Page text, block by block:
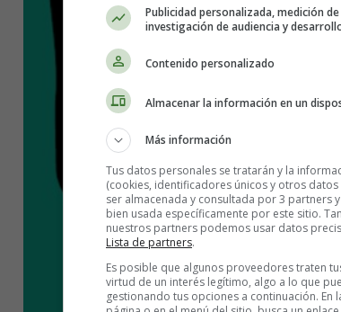
Publicidad personalizada, medición
investigación de audiencia y
Contenido personalizado
Almacenar la información en un
Más información
Tus datos personales se tratarán y la
(cookies, identificadores únicos y otros
ser almacenada y consultada por 3 partners
bien usada específicamente por este sitio.
nuestros partners podemos usar datos
Lista de partners.
Es posible que algunos proveedores traten
virtud de un interés legítimo, algo a lo que
gestionando tus opciones a continuación. En